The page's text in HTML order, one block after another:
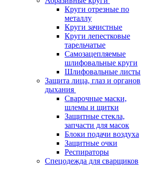
Круги отрезные по
металлу
Круги зачистные
Круги лепестковые
тарельчатые
Самозацепляемые
шлифовальные круги
Шлифовальные листы
Защита лица, глаз и органов
дыхания
Сварочные маски,
шлемы и щитки
Защитные стекла,
запчасти для масок
Блоки подачи воздуха
Защитные очки
Респираторы
Спецодежда для сварщиков